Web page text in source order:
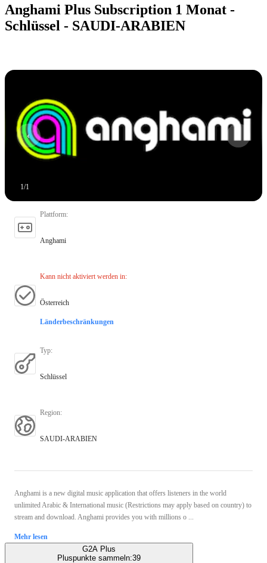
Anghami Plus Subscription 1 Monat -
Schlüssel - SAUDI-ARABIEN
1/1
Plattform:
Anghami
Kann nicht aktiviert werden in:
Österreich
Länderbeschränkungen
Typ:
Schlüssel
Region:
SAUDI-ARABIEN
Anghami is a new digital music application that offers listeners in the world
unlimited Arabic & International music (Restrictions may apply based on country) to
stream and download. Anghami provides you with millions o ...
Mehr lesen
G2A Plus
Pluspunkte sammeln:39